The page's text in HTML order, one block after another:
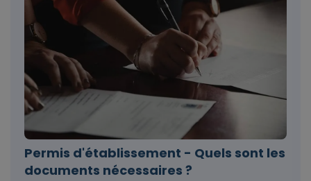
Permis d'établissement - Quels sont les
documents nécessaires ?